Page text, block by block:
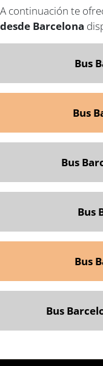
A continuación te
desde Barcelona
Bus
Bus
Bus
Bus
Bus
Bus